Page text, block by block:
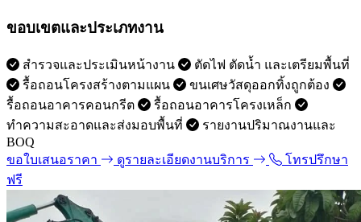
ขอบเขตและประเภทงาน
สำรวจและประเมินหน้างาน
ตัดไฟ ตัดน้ำ และเตรียมพื้นที่
รื้อถอนโครงสร้างตามแผน
ขนเศษวัสดุออกทิ้งถูกต้อง
รื้อถอนอาคารคอนกรีต
รื้อถอนอาคารโครงเหล็ก
ทำความสะอาดและส่งมอบพื้นที่
รายงานปริมาณงานและ
BOQ
ขอใบเสนอราคา
ดูรายละเอียดงานบริการ
โทรปรึกษา
ฟรี